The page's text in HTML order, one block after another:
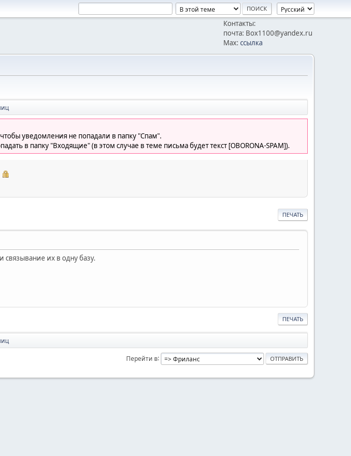
Контакты:
почта: Box1100@yandex.ru
Max: ссылка
уведомления не попадали в папку "Спам".
в папку "Входящие" (в этом случае в теме письма будет текст [OBORONA-SPAM]).
ПЕЧАТЬ
связывание их в одну базу.
ПЕЧАТЬ
Перейти в